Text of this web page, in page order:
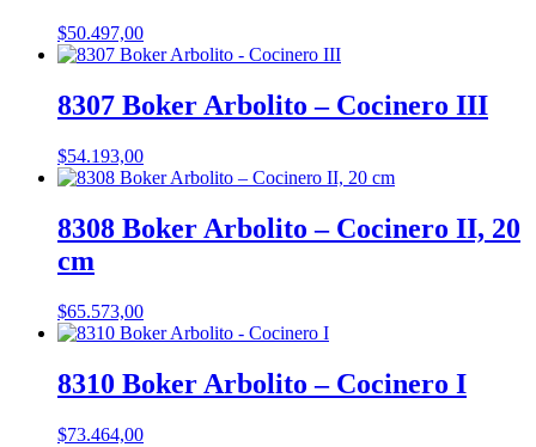
$50.497,00
8307 Boker Arbolito – Cocinero III
$54.193,00
8308 Boker Arbolito – Cocinero II, 20
cm
$65.573,00
8310 Boker Arbolito – Cocinero I
$73.464,00